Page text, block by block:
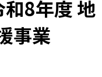
8年度 地
事業